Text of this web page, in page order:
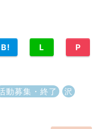
B! L P
動募集・終了 沢